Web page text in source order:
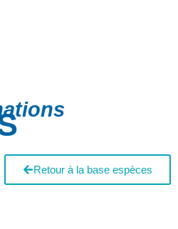
Retour à la base espèces